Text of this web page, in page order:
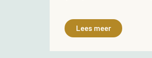
Lees meer